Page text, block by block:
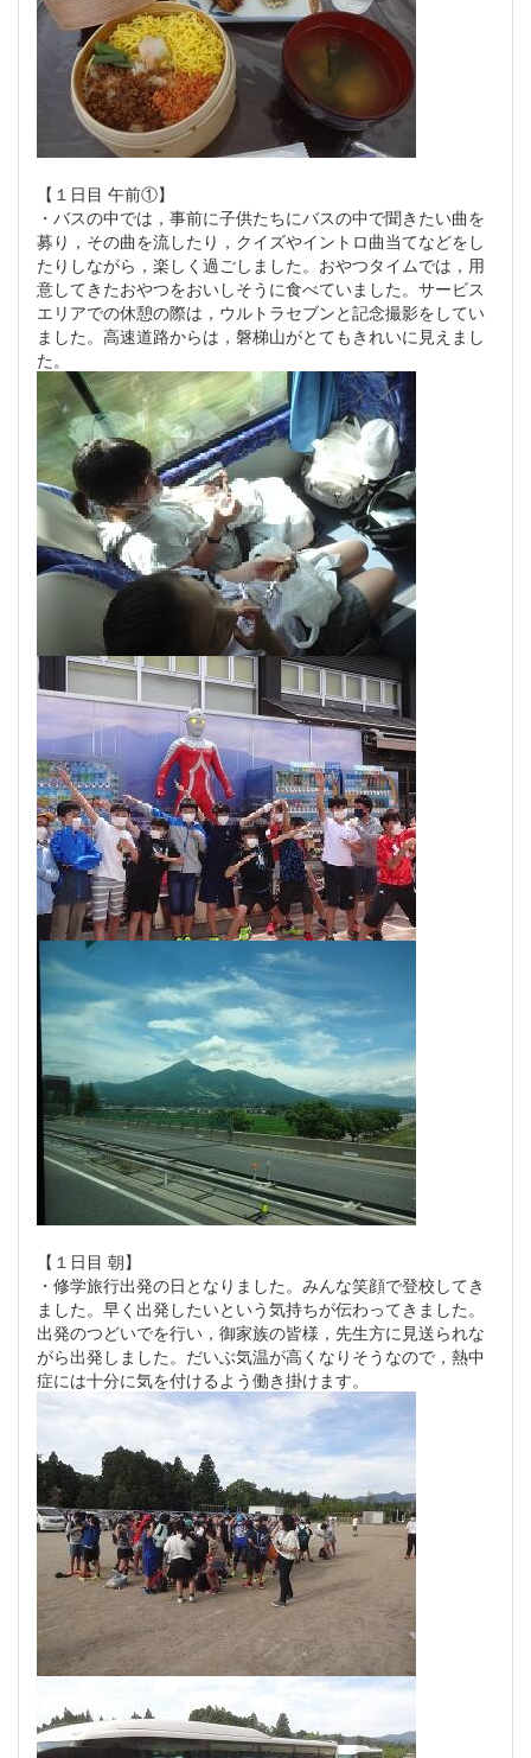
【１日目 午前①】
・バスの中では，事前に子供たちにバスの中で聞きたい曲を
募り，その曲を流したり，クイズやイントロ曲当てなどをし
たりしながら，楽しく過ごしました。おやつタイムでは，用
意してきたおやつをおいしそうに食べていました。サービス
エリアでの休憩の際は，ウルトラセブンと記念撮影をしてい
ました。高速道路からは，磐梯山がとてもきれいに見えまし
た。
【１日目 朝】
・修学旅行出発の日となりました。みんな笑顔で登校してき
ました。早く出発したいという気持ちが伝わってきました。
出発のつどいでを行い，御家族の皆様，先生方に見送られな
がら出発しました。だいぶ気温が高くなりそうなので，熱中
症には十分に気を付けるよう働き掛けます。